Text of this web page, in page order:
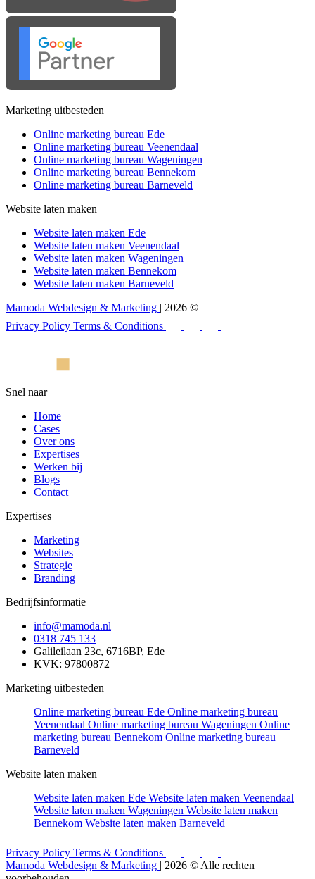
Marketing uitbesteden
Online marketing bureau Ede
Online marketing bureau Veenendaal
Online marketing bureau Wageningen
Online marketing bureau Bennekom
Online marketing bureau Barneveld
Website laten maken
Website laten maken Ede
Website laten maken Veenendaal
Website laten maken Wageningen
Website laten maken Bennekom
Website laten maken Barneveld
Mamoda Webdesign & Marketing | 2026 ©
Privacy Policy Terms & Conditions
Snel naar
Home
Cases
Over ons
Expertises
Werken bij
Blogs
Contact
Expertises
Marketing
Websites
Strategie
Branding
Bedrijfsinformatie
info@mamoda.nl
0318 745 133
Galileilaan 23c, 6716BP, Ede
KVK: 97800872
Marketing uitbesteden
Online marketing bureau Ede Online marketing bureau
Veenendaal Online marketing bureau Wageningen Online
marketing bureau Bennekom Online marketing bureau
Barneveld
Website laten maken
Website laten maken Ede Website laten maken Veenendaal
Website laten maken Wageningen Website laten maken
Bennekom Website laten maken Barneveld
Privacy Policy Terms & Conditions
Mamoda Webdesign & Marketing | 2026 © Alle rechten